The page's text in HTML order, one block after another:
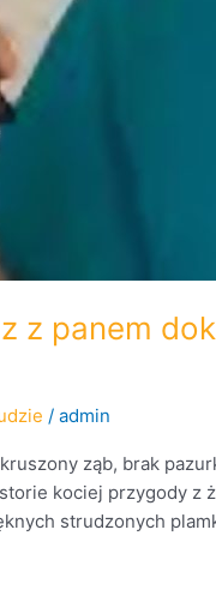
z panem
/ admin
ząb, brak
kociej przygody z
strudzonych